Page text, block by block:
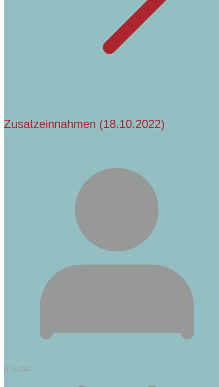
Zusatzeinnahmen (18.10.2022)
G. Kuchta